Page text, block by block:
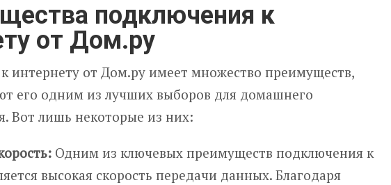
подключения к
от Дом.ру
интернету от Дом.ру имеет множество преимуществ,
его одним из лучших выборов для домашнего
Вот лишь некоторые из них:
Одним из ключевых преимуществ подключения к
высокая скорость передачи данных. Благодаря